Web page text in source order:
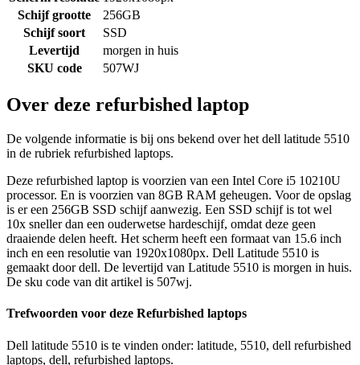
Schijf grootte
256GB
Schijf soort
SSD
Levertijd
morgen in huis
SKU code
507WJ
Over deze refurbished laptop
De volgende informatie is bij ons bekend over het dell latitude 5510
in de rubriek refurbished laptops.
Deze refurbished laptop is voorzien van een Intel Core i5 10210U
processor. En is voorzien van 8GB RAM geheugen. Voor de opslag
is er een 256GB SSD schijf aanwezig. Een SSD schijf is tot wel
10x sneller dan een ouderwetse hardeschijf, omdat deze geen
draaiende delen heeft. Het scherm heeft een formaat van 15.6 inch
inch en een resolutie van 1920x1080px. Dell Latitude 5510 is
gemaakt door dell. De levertijd van Latitude 5510 is morgen in huis.
De sku code van dit artikel is 507wj.
Trefwoorden voor deze Refurbished laptops
Dell latitude 5510 is te vinden onder: latitude, 5510, dell refurbished
laptops, dell, refurbished laptops.